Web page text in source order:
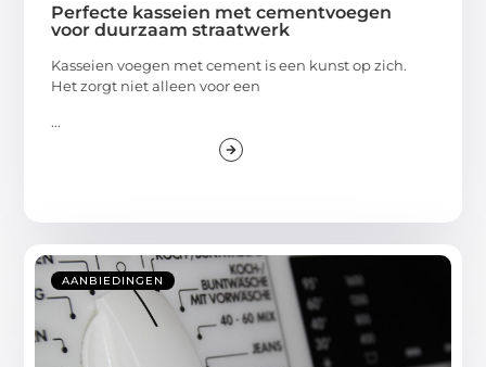
Perfecte kasseien met cementvoegen
voor duurzaam straatwerk
Kasseien voegen met cement is een kunst op zich.
Het zorgt niet alleen voor een
...
AANBIEDINGEN